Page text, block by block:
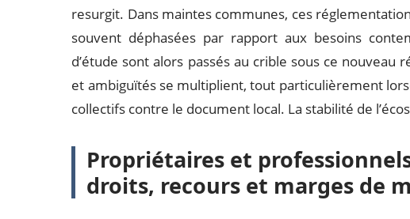
resurgit. Dans maintes communes, ces
souvent déphasées par rapport aux besoins
d’étude sont alors passés au crible sous ce nouveau
et ambiguïtés se multiplient, tout particulièrement
collectifs contre le document local. La stabilité de
Propriétaires et
droits, recours et marges de